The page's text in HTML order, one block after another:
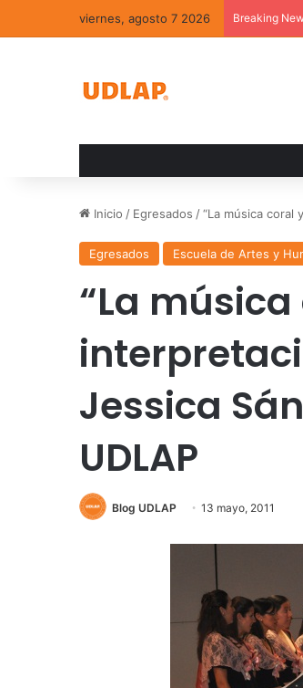
viernes, agosto 7 2026 Breaking
Inicio / Egresados /“La música coral
Egresados Escuela de Artes y
“La
Jessica
UDLAP
Blog UDLAP 13 mayo, 2011